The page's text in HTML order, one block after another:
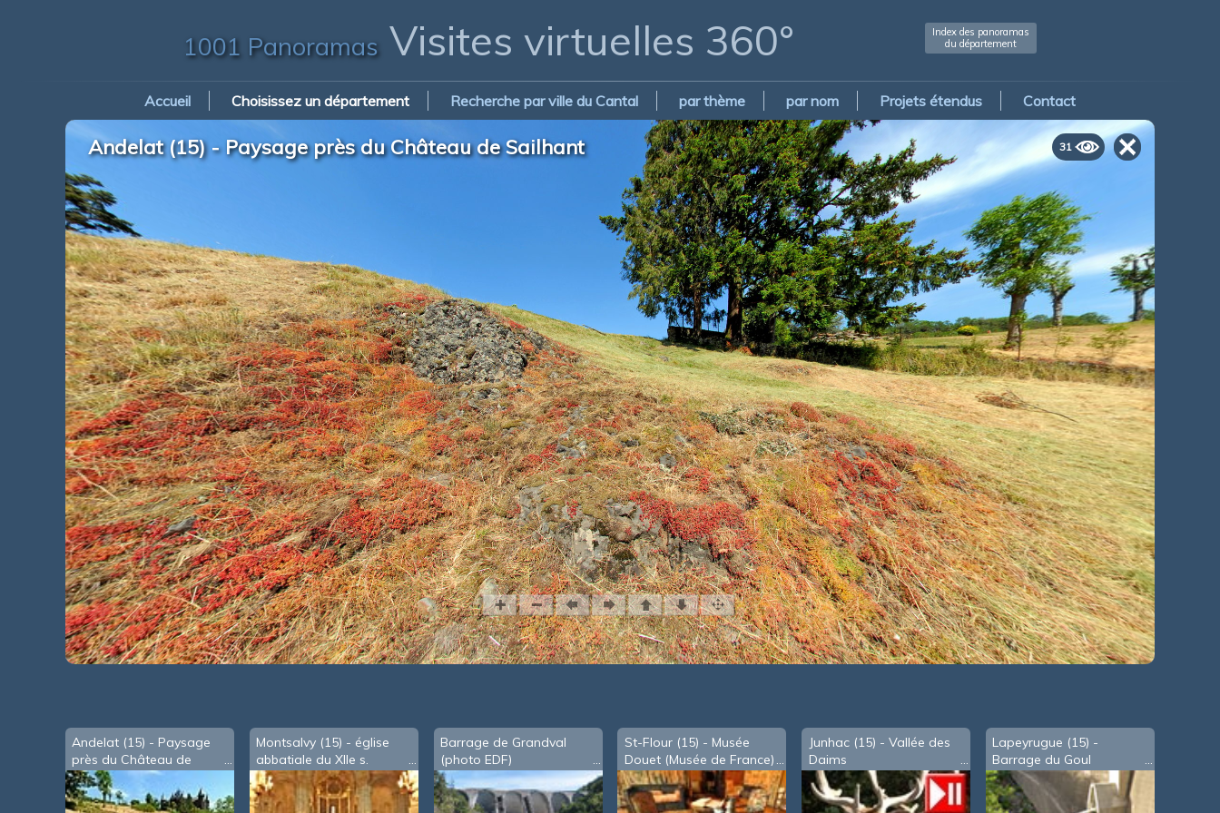
1001 PanoramasVisites virtuelles 360°
Index des panoramas
du département
Accueil Choisissez un département Recherche par ville du Cantal par thème par nom Projets étendus Contact
31
Andelat (15) - Paysage près du Château de Sailhant
Andelat (15) - Paysage
près du Château de
Sailhant
Montsalvy (15) - église
abbatiale du XIIe s.
Barrage de Grandval
(photo EDF)
St-Flour (15) - Musée
Douet (Musée de France)
Junhac (15) - Vallée des
Daims
Lapeyrugue (15) -
Barrage du Goul